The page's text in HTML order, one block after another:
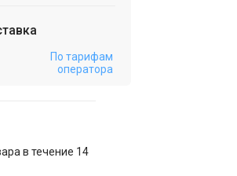
По тарифам
оператора
в течение 14